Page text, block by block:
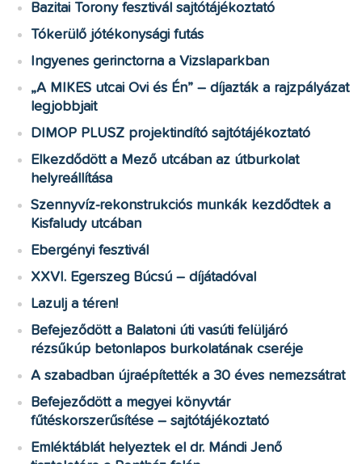
Bazitai Torony fesztivál sajtótájékoztató
Tókerülő jótékonysági futás
Ingyenes gerinctorna a Vizslaparkban
„A MIKES utcai Ovi és Én” – díjazták a rajzpályázat
legjobbjait
DIMOP PLUSZ projektindító sajtótájékoztató
Elkezdődött a Mező utcában az útburkolat
helyreállítása
Szennyvíz-rekonstrukciós munkák kezdődtek a
Kisfaludy utcában
Ebergényi fesztivál
XXVI. Egerszeg Búcsú – díjátadóval
Lazulj a téren!
Befejeződött a Balatoni úti vasúti felüljáró
rézsűkúp betonlapos burkolatának cseréje
A szabadban újraépítették a 30 éves nemezsátrat
Befejeződött a megyei könyvtár
fűtéskorszerűsítése – sajtótájékoztató
Emléktáblát helyeztek el dr. Mándi Jenő